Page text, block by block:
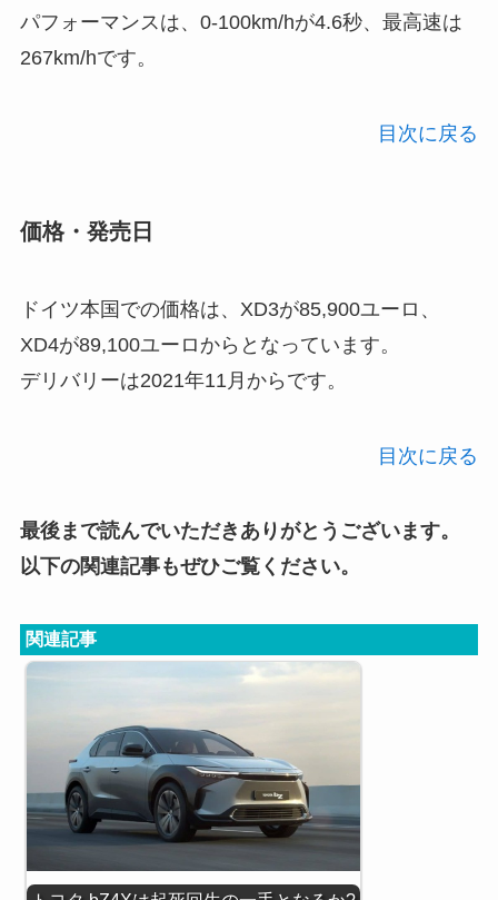
パフォーマンスは、0-100km/hが4.6秒、最高速は
267km/hです。
目次に戻る
価格・発売日
ドイツ本国での価格は、XD3が85,900ユーロ、
XD4が89,100ユーロからとなっています。
デリバリーは2021年11月からです。
目次に戻る
最後まで読んでいただきありがとうございます。
以下の関連記事もぜひご覧ください。
関連記事